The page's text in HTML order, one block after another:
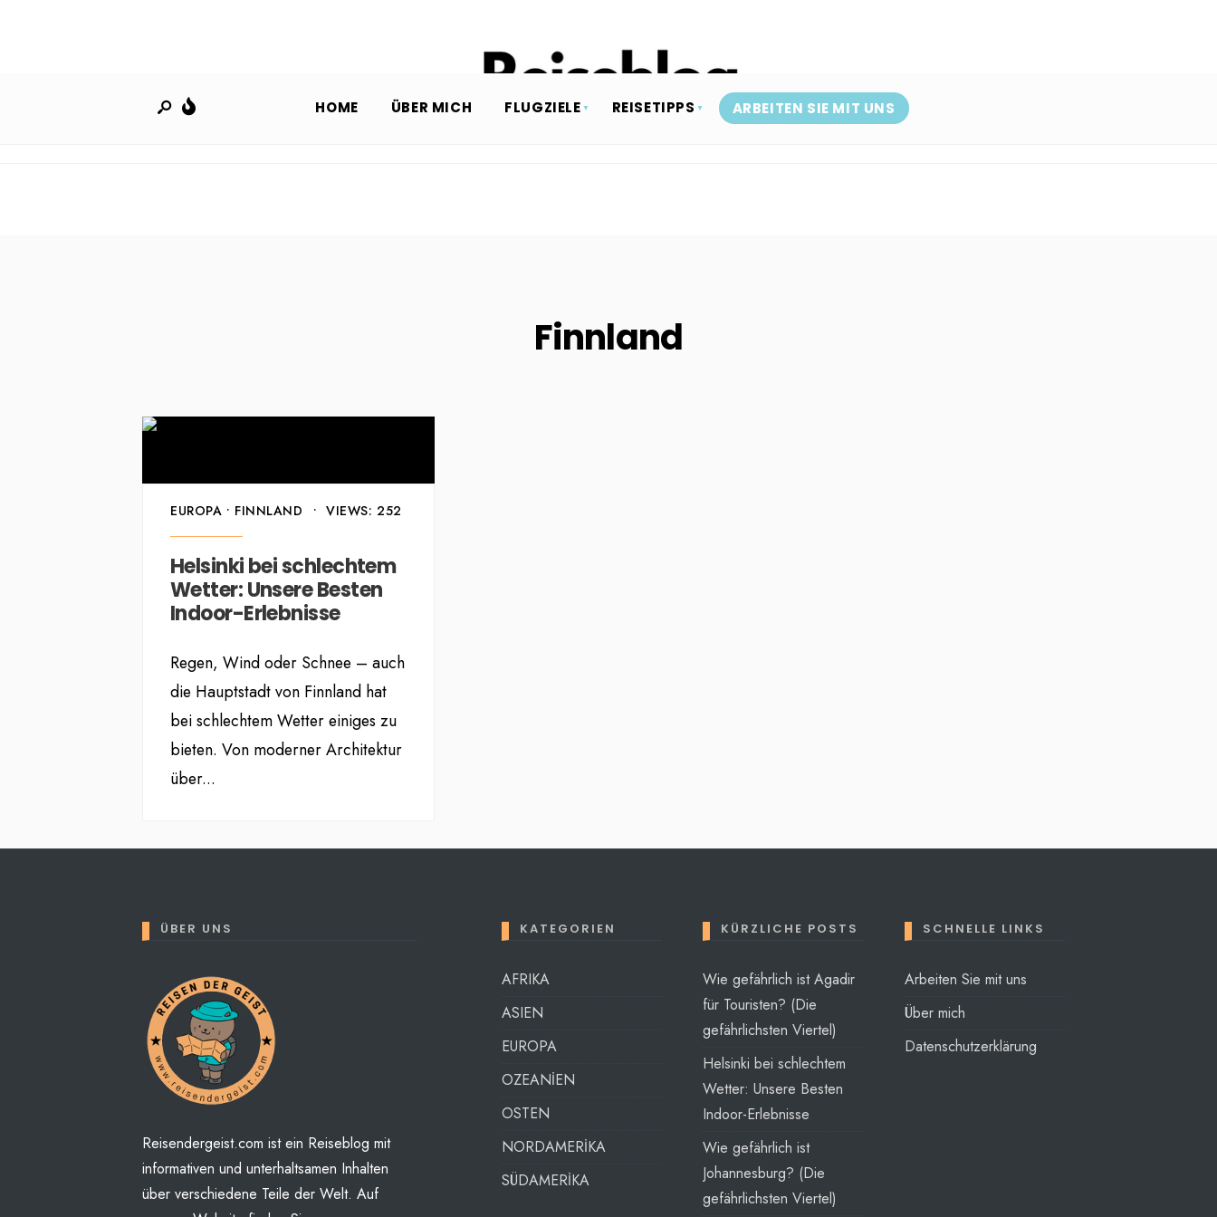
HOME ÜBER MICH FLUGZIELE REISETIPPS ARBEITEN SIE MIT UNS
Finnland
EUROPA • FINNLAND • VIEWS: 252
Helsinki bei schlechtem
Wetter: Unsere Besten
Indoor-Erlebnisse
Regen, Wind oder Schnee – auch
die Hauptstadt von Finnland hat
bei schlechtem Wetter einiges zu
bieten. Von moderner Architektur
über...
ÜBER UNS
Reisendergeist.com ist ein Reiseblog mit
informativen und unterhaltsamen Inhalten
über verschiedene Teile der Welt. Auf
KATEGORIEN
AFRIKA
ASIEN
EUROPA
OZEANİEN
OSTEN
NORDAMERİKA
SÜDAMERİKA
KÜRZLICHE POSTS
Wie gefährlich ist Agadir
für Touristen? (Die
gefährlichsten Viertel)
Helsinki bei schlechtem
Wetter: Unsere Besten
Indoor-Erlebnisse
Wie gefährlich ist
Johannesburg? (Die
gefährlichsten Viertel)
SCHNELLE LINKS
Arbeiten Sie mit uns
Über mich
Datenschutzerklärung